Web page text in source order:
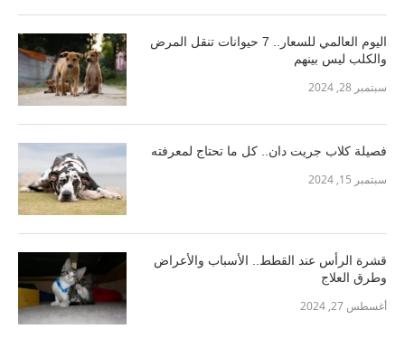
اليوم العالمي للسعار.. 7 حيوانات تنقل المرض
والكلب ليس بينهم
سبتمبر 28, 2024
فصيلة كلاب جريت دان.. كل ما تحتاج لمعرفته
سبتمبر 15, 2024
قشرة الرأس عند القطط.. الأسباب والأعراض
وطرق العلاج
أغسطس 27, 2024